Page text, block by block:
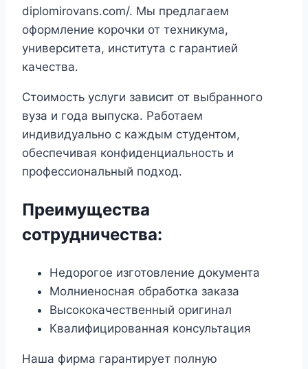
diplomirovans.com/. Мы предлагаем
оформление корочки от техникума,
университета, института с гарантией
качества.
Стоимость услуги зависит от выбранного
вуза и года выпуска. Работаем
индивидуально с каждым студентом,
обеспечивая конфиденциальность и
профессиональный подход.
Преимущества
сотрудничества:
Недорогое изготовление документа
Молниеносная обработка заказа
Высококачественный оригинал
Квалифицированная консультация
Наша фирма гарантирует полную